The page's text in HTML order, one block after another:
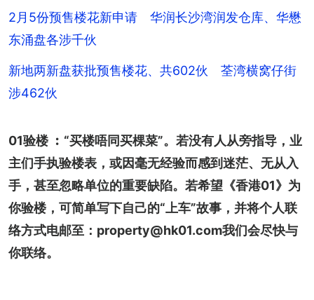
2月5份预售楼花新申请 华润长沙湾润发仓库、华懋
东涌盘各涉千伙
新地两新盘获批预售楼花、共602伙 荃湾横窝仔街
涉462伙
01验楼 ︰“买楼唔同买棵菜”。若没有人从旁指导，业
主们手执验楼表，或因毫无经验而感到迷茫、无从入
手，甚至忽略单位的重要缺陷。若希望《香港01》为
你验楼，可简单写下自己的“上车”故事，并将个人联
络方式电邮至：property@hk01.com我们会尽快与
你联络。